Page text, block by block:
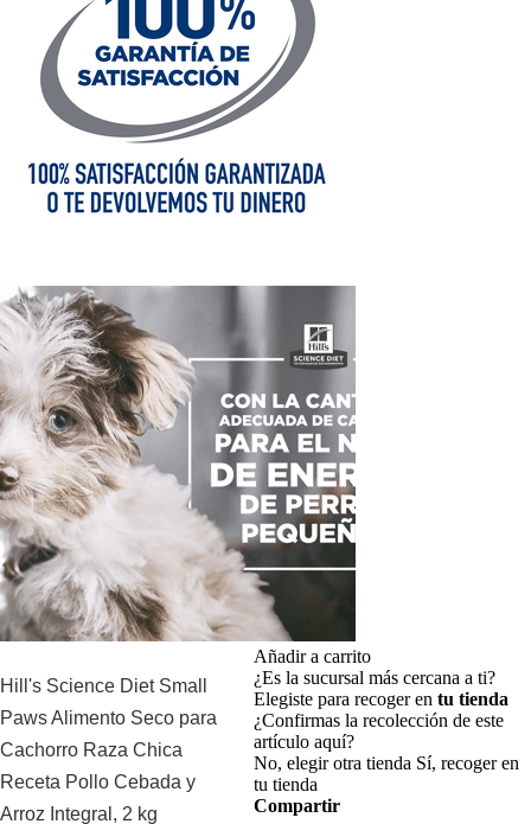
Hill's Science Diet Small
Paws Alimento Seco para
Cachorro Raza Chica
Receta Pollo Cebada y
Arroz Integral, 2 kg
Añadir a carrito
¿Es la sucursal más cercana a ti?
Elegiste para recoger entu tienda
¿Confirmas la recolección de este
artículo aquí?
No, elegir otra tienda Sí, recoger en
tu tienda
Compartir